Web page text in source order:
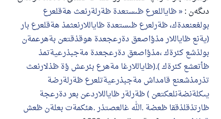
دىگەن : ظاياللعرع ظىستعدة ظةرلةرنعث هةقلعرع
بولغعنعدةك، ظةرلعرع ظىستعدة ظاياللارنعثمذ هةقلعرع بار
(يةنع ظاياللار مذؤاصعق دةرعجعدة هوقذقتعن بةهرعمةن
بولذشع كئرةك ،مذؤاصعق دةرعجعدة مةجبذرعيةتمذ
ظأتعشع كئرةك ).(ظاياللارغا مةهرع بئرعش ؤة ظذلارنعث
تذرمذشعنع قامداش مةجبذرعيةتلعرع ظةرلةرضة
يىكلةنضةنلعكتعن ) ظةرلةر ظاياللاردعن بعر دةرعجة
ظارتذقلذققا ظعضة .الله غالعصتذر .هئكمةت بعلةن ظعش